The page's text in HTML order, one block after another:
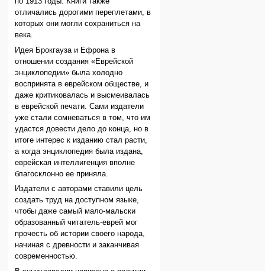
отличались дорогими переплетами, в
которых они могли сохраниться на
века.
Идея Брокгауза и Ефрона в
отношении создания «Еврейской
энциклопедии» была холодно
воспринята в еврейском обществе, и
даже критиковалась и высмеивалась
в еврейской печати. Сами издатели
уже стали сомневаться в том, что им
удастся довести дело до конца, но в
итоге интерес к изданию стал расти,
а когда энциклопедия была издана,
еврейская интеллигенция вполне
благосклонно ее приняла.
Издатели с авторами ставили цель
создать труд на доступном языке,
чтобы даже самый мало-мальски
образованный читатель-еврей мог
прочесть об истории своего народа,
начиная с древности и заканчивая
современностью.